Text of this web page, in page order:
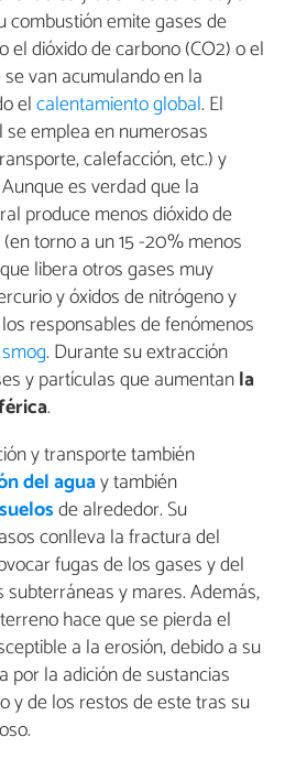
combustión emite gases de
dióxido de carbono (CO2) o el
van acumulando en la
elcalentamiento global. El
emplea en numerosas
calefacción, etc.) y
es verdad que la
produce menos dióxido de
torno a un 15 -20% menos
libera otros gases muy
y óxidos de nitrógeno y
responsables de fenómenos
. Durante su extracción
y partículas que aumentanla
.
y transporte también
del aguay también
de alrededor. Su
conlleva la fractura del
fugas de los gases y del
y mares. Además,
hace que se pierda el
a la erosión, debido a su
por la adición de sustancias
y de los restos de este tras su